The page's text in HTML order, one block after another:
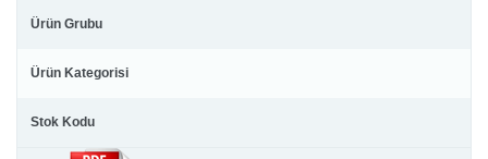
Ürün Grubu
Ürün Kategorisi
Stok Kodu